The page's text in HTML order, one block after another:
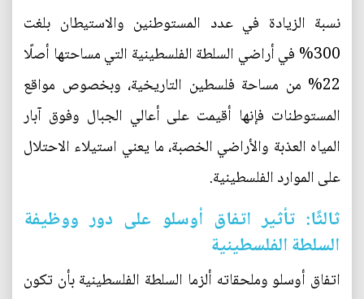
نسبة الزيادة في عدد المستوطنين والاستيطان بلغت
300% في أراضي السلطة الفلسطينية التي مساحتها أصلًا
22% من مساحة فلسطين التاريخية، وبخصوص مواقع
المستوطنات فإنها أقيمت على أعالي الجبال وفوق آبار
المياه العذبة والأراضي الخصبة، ما يعني استيلاء الاحتلال
على الموارد الفلسطينية.
ثالثًا: تأثير اتفاق أوسلو على دور ووظيفة
السلطة الفلسطينية
اتفاق أوسلو وملحقاته ألزما السلطة الفلسطينية بأن تكون